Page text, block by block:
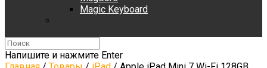
Magic Keyboard
Напишите и нажмите Enter